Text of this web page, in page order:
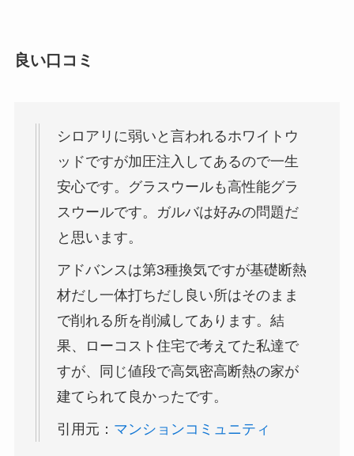
良い口コミ
シロアリに弱いと言われるホワイトウ
ッドですが加圧注入してあるので一生
安心です。グラスウールも高性能グラ
スウールです。ガルバは好みの問題だ
と思います。
アドバンスは第3種換気ですが基礎断熱
材だし一体打ちだし良い所はそのまま
で削れる所を削減してあります。結
果、ローコスト住宅で考えてた私達で
すが、同じ値段で高気密高断熱の家が
建てられて良かったです。
引用元： マンションコミュニティ